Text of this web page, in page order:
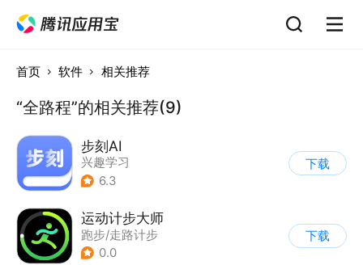
首页 软件 相关推荐
“全路程”的相关推荐(9)
步刻AI
兴趣学习
6.3
下载
运动计步大师
跑步/走路计步
0.0
下载